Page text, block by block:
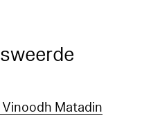
Matadin